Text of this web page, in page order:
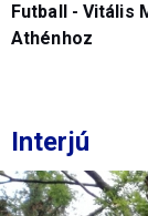
Futball - Vitális
Athénhoz
Interjú